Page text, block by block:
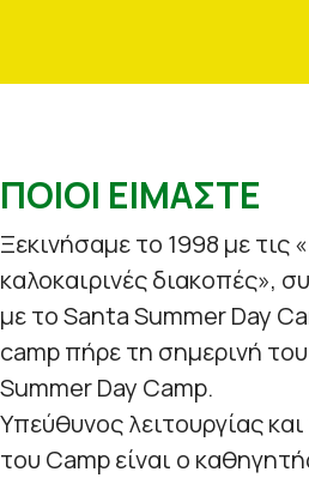
ΠΟΙΟΙ ΕΙΜΑΣΤΕ
Ξεκινήσαμε το 1998 με τις
καλοκαιρινές διακοπές»,
με το Santa Summer Day
camp πήρε τη σημερινή
Summer Day Camp.
Υπεύθυνος λειτουργίας
του Camp είναι ο